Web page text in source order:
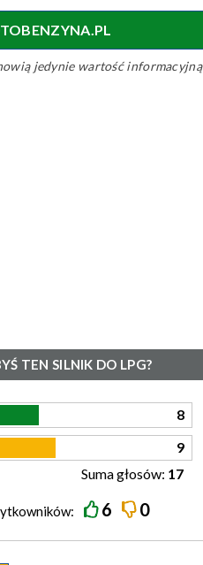
jedynie wartość informacyjną
TEN SILNIK DO LPG?
8
9
Suma głosów: 17
6 0